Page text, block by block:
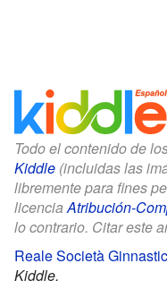
Todo el contenido de
Kiddle (incluidas las
libremente para fines
licenciaAtribución-
lo contrario. Citar este
Reale Società
Kiddle.